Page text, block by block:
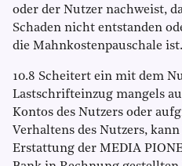
oder der Nutzer nachweist,
Schaden nicht entstanden
die Mahnkostenpauschale ist.
10.8 Scheitert ein mit dem
Lastschrifteinzug mangels
Kontos des Nutzers oder
Verhaltens des Nutzers,
Erstattung der MEDIA